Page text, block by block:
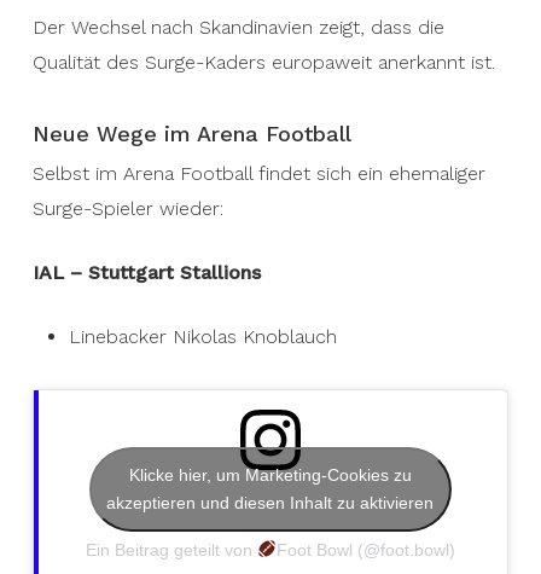
Der Wechsel nach Skandinavien zeigt, dass die
Qualität des Surge-Kaders europaweit anerkannt ist.
Neue Wege im Arena Football
Selbst im Arena Football findet sich ein ehemaliger
Surge-Spieler wieder:
IAL – Stuttgart Stallions
Linebacker Nikolas Knoblauch
Ein Beitrag geteilt von Foot Bowl (@foot.bowl)
Klicke hier, um Marketing-Cookies zu
akzeptieren und diesen Inhalt zu aktivieren